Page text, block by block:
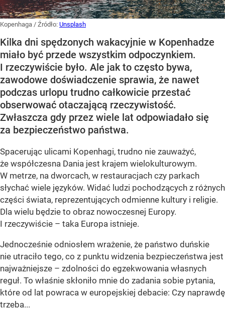
Kopenhaga / Źródło: Unsplash
Kilka dni spędzonych wakacyjnie w Kopenhadze
miało być przede wszystkim odpoczynkiem.
I rzeczywiście było. Ale jak to często bywa,
zawodowe doświadczenie sprawia, że nawet
podczas urlopu trudno całkowicie przestać
obserwować otaczającą rzeczywistość.
Zwłaszcza gdy przez wiele lat odpowiadało się
za bezpieczeństwo państwa.
Spacerując ulicami Kopenhagi, trudno nie zauważyć,
że współczesna Dania jest krajem wielokulturowym.
W metrze, na dworcach, w restauracjach czy parkach
słychać wiele języków. Widać ludzi pochodzących z różnych
części świata, reprezentujących odmienne kultury i religie.
Dla wielu będzie to obraz nowoczesnej Europy.
I rzeczywiście – taka Europa istnieje.
Jednocześnie odniosłem wrażenie, że państwo duńskie
nie utraciło tego, co z punktu widzenia bezpieczeństwa jest
najważniejsze – zdolności do egzekwowania własnych
reguł. To właśnie skłoniło mnie do zadania sobie pytania,
które od lat powraca w europejskiej debacie: Czy naprawdę
trzeba...